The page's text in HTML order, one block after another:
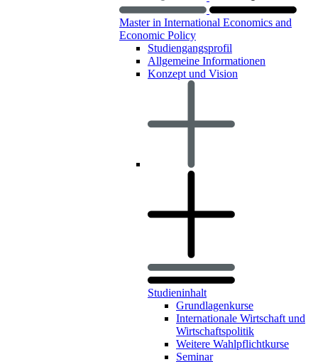
Master in International Economics and
Economic Policy
Studiengangsprofil
Allgemeine Informationen
Konzept und Vision
Studieninhalt
Grundlagenkurse
Internationale Wirtschaft und
Wirtschaftspolitik
Weitere Wahlpflichtkurse
Seminar